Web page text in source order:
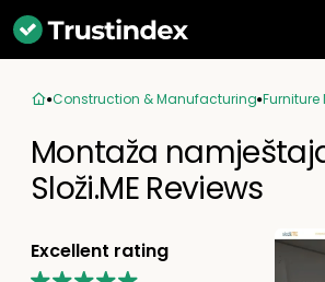
Construction & Manufacturing
Montaža
Složi.ME Reviews
Excellent rating